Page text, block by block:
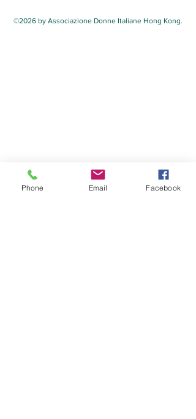
©2026 by Associazione Donne Italiane Hong Kong.
Phone Email Facebook